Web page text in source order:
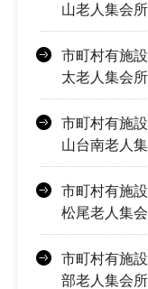
山老人集会所
市町村有施
太老人集会所
市町村有施
山台南老人
市町村有施
松尾老人集
市町村有施
部老人集会所